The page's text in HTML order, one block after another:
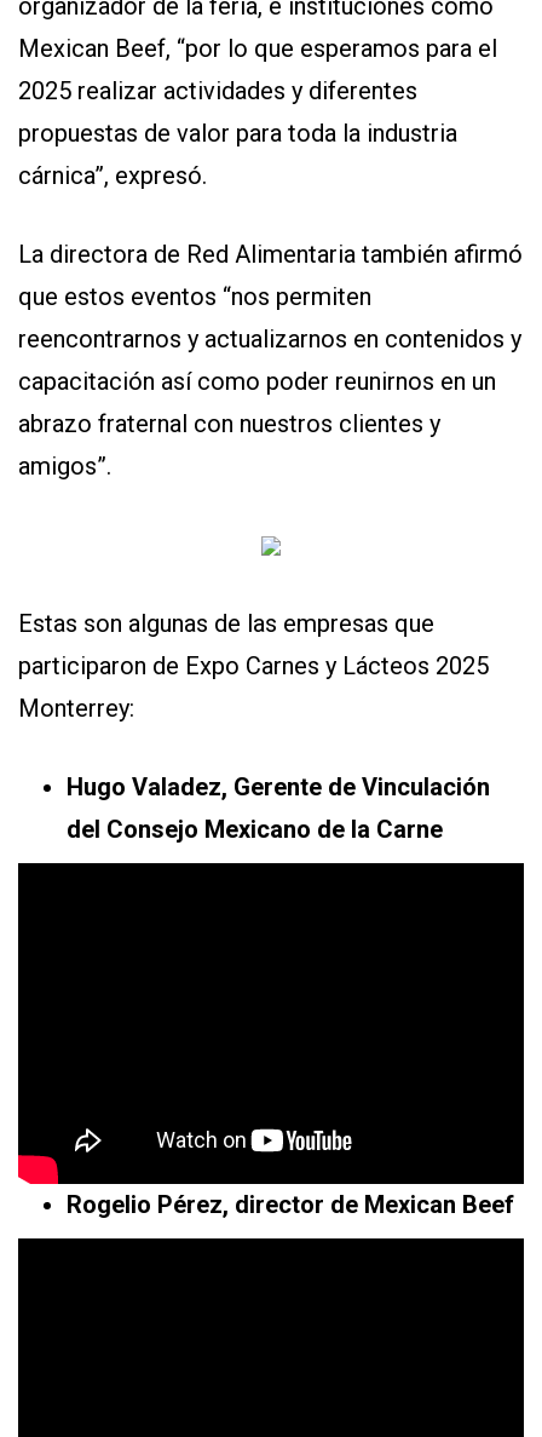
Mexican Beef, “por lo que esperamos para el
2025 realizar actividades y diferentes
propuestas de valor para toda la industria
cárnica”, expresó.
La directora de Red Alimentaria también afirmó
que estos eventos “nos permiten
reencontrarnos y actualizarnos en contenidos y
capacitación así como poder reunirnos en un
abrazo fraternal con nuestros clientes y
amigos”.
Estas son algunas de las empresas que
participaron de Expo Carnes y Lácteos 2025
Monterrey:
Hugo Valadez, Gerente de Vinculación
del Consejo Mexicano de la Carne
Rogelio Pérez, director de Mexican Beef